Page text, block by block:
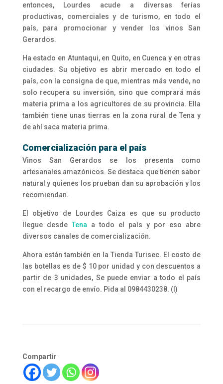
entonces, Lourdes acude a diversas ferias
productivas, comerciales y de turismo, en todo el
país, para promocionar y vender los vinos San
Gerardos.
Ha estado en Atuntaqui, en Quito, en Cuenca y en otras
ciudades. Su objetivo es abrir mercado en todo el
país, con la consigna de que, mientras más vende, no
solo recupera su inversión, sino que comprará más
materia prima a los agricultores de su provincia. Ella
también tiene unas tierras en la zona rural de Tena y
de ahí saca materia prima.
Comercialización para el país
Vinos San Gerardos se los presenta como
artesanales amazónicos. Se destaca que tienen sabor
natural y quienes los prueban dan su aprobación y los
recomiendan.
El objetivo de Lourdes Caiza es que su producto
llegue desde Tena a todo el país y por eso abre
diversos canales de comercialización.
Ahora están también en la Tienda Turisec. El costo de
las botellas es de $ 10 por unidad y con descuentos a
partir de 3 unidades, Se puede enviar a todo el país
con el recargo de envío. Pida al 0984430238. (I)
Compartir